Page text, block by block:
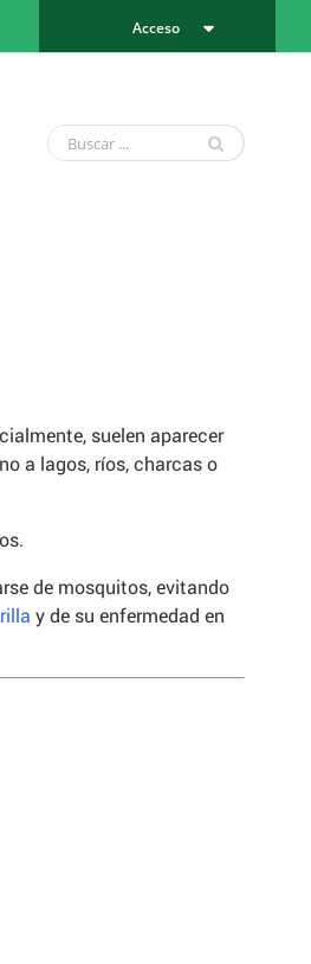
Acceso
suelen aparecer
a lagos, ríos, charcas o
de mosquitos, evitando
y de su enfermedad en